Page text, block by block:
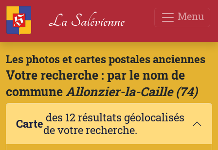
Menu
La Salévienne
Les photos et cartes postales anciennes
Votre recherche : par le nom de
communeAllonzier-la-Caille (74)
Carte des 12 résultats géolocalisés
de votre recherche.